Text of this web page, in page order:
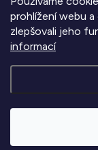
prohlížení webu
zlepšovali jeho
informací
Informace pro
Zjistěte více